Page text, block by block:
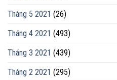
Tháng 5 2021 (26)
Tháng 4 2021 (493)
Tháng 3 2021 (439)
Tháng 2 2021 (295)